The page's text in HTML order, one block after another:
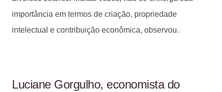
importância em termos de criação, propriedade
intelectual e contribuição econômica, observou.
Luciane Gorgulho, economista do